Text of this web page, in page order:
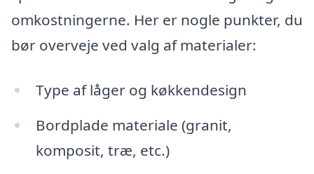
omkostningerne. Her er nogle punkter, du
bør overveje ved valg af materialer:
Type af låger og køkkendesign
Bordplade materiale (granit,
komposit, træ, etc.)